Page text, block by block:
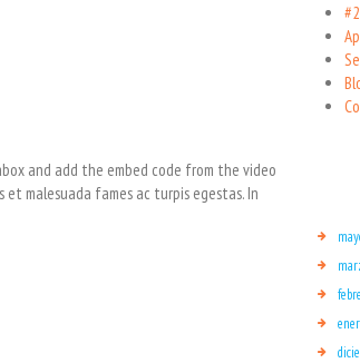
and add the embed code from the video
malesuada fames ac turpis egestas. In